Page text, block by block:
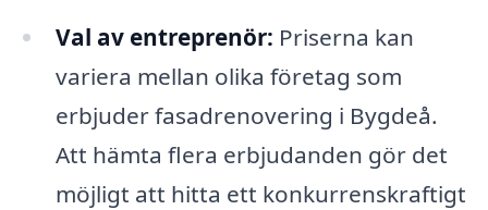
Val av entreprenör: Priserna kan
variera mellan olika företag som
erbjuder fasadrenovering i Bygdeå.
Att hämta flera erbjudanden gör det
möjligt att hitta ett konkurrenskraftigt